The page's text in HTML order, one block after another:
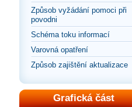
Způsob vyžádání pomoci při
povodni
Schéma toku informací
Varovná opatření
Způsob zajištění aktualizace
Grafická část